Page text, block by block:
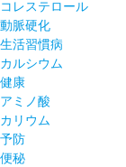
コレステロール
動脈硬化
生活習慣病
カルシウム
健康
アミノ酸
カリウム
予防
便秘